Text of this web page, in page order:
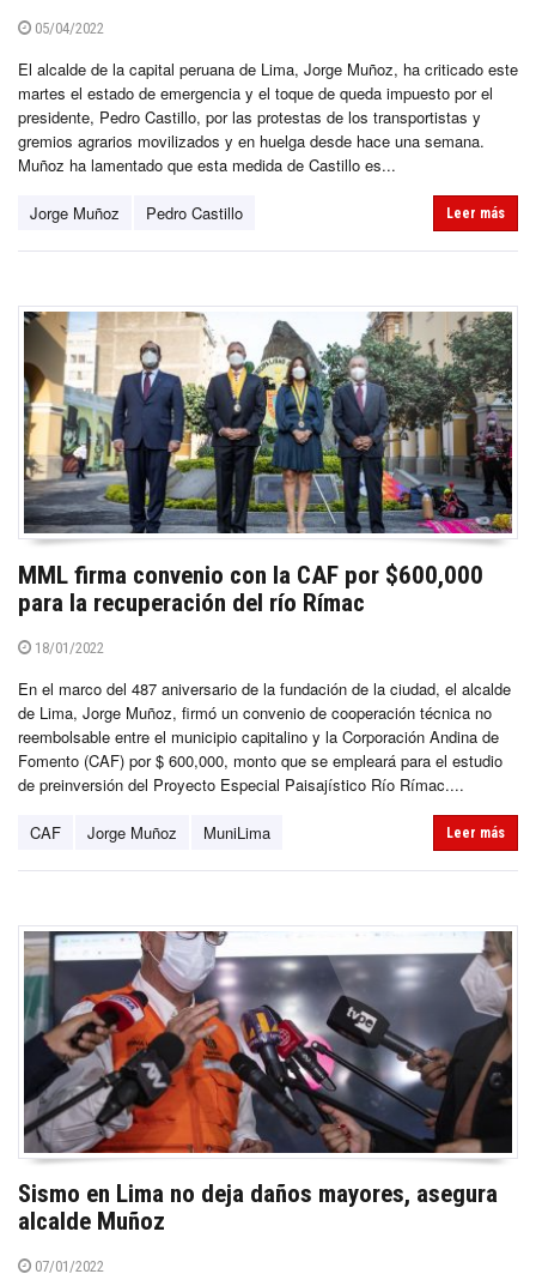
05/04/2022
El alcalde de la capital peruana de Lima, Jorge Muñoz, ha criticado este
martes el estado de emergencia y el toque de queda impuesto por el
presidente, Pedro Castillo, por las protestas de los transportistas y
gremios agrarios movilizados y en huelga desde hace una semana.
Muñoz ha lamentado que esta medida de Castillo es...
Jorge Muñoz Pedro Castillo Leer más
MML firma convenio con la CAF por $600,000
para la recuperación del río Rímac
18/01/2022
En el marco del 487 aniversario de la fundación de la ciudad, el alcalde
de Lima, Jorge Muñoz, firmó un convenio de cooperación técnica no
reembolsable entre el municipio capitalino y la Corporación Andina de
Fomento (CAF) por $ 600,000, monto que se empleará para el estudio
de preinversión del Proyecto Especial Paisajístico Río Rímac....
CAF Jorge Muñoz MuniLima Leer más
Sismo en Lima no deja daños mayores, asegura
alcalde Muñoz
07/01/2022